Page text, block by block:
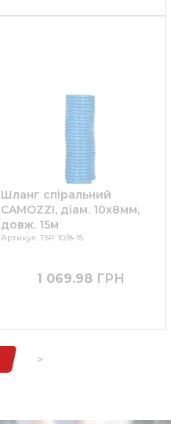
Шланг спіральний
CAMOZZI, діам. 10x8мм,
довж. 15м
Артикул: TSP 10/8-15
1 069.98 ГРН
>